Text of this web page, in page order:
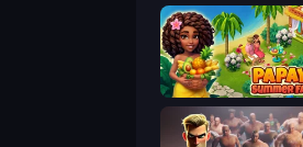
Papaya Summer Farm